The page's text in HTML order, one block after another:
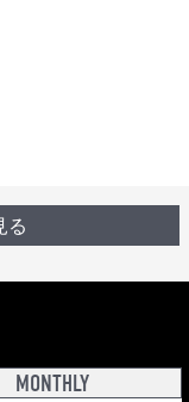
る
MONTHLY